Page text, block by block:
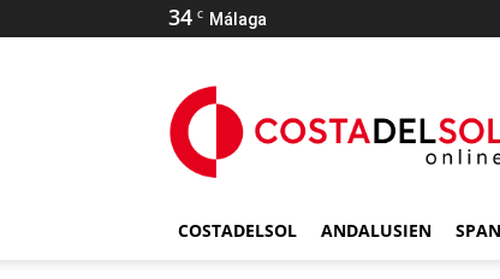
34 C Málaga
COSTADELSOL ANDALUSIEN